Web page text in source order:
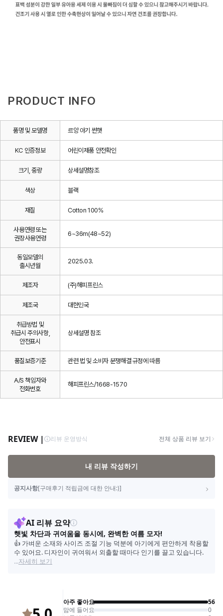
PRODUCT INFO
품명 및 모델명 르앙 아기 썬햇
KC 인증정보 어린이제품 안전확인
크기, 중량 상세설명참조
색상 블랙
재질 Cotton 100%
사용연령 또는
권장사용연령
6~36m(48~52)
동일모델의
출시년월
2025.03.
제조자 (주)해피프린스
제조국 대한민국
취급방법 및
취급시 주의사항,
안전표시
상세설명 참조
품질보증기준 관련 법 및 소비자 분쟁해결 규정에 따름
A/S 책임자와
전화번호
해피프린스/1668-1570